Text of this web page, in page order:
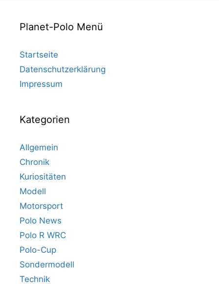
Planet-Polo Menü
Startseite
Datenschutzerklärung
Impressum
Kategorien
Allgemein
Chronik
Kuriositäten
Modell
Motorsport
Polo News
Polo R WRC
Polo-Cup
Sondermodell
Technik